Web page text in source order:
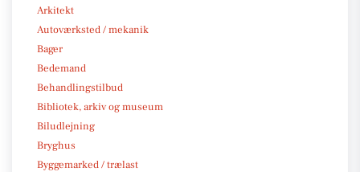
Arkitekt
Autoværksted / mekanik
Bager
Bedemand
Behandlingstilbud
Bibliotek, arkiv og museum
Biludlejning
Bryghus
Byggemarked / trælast